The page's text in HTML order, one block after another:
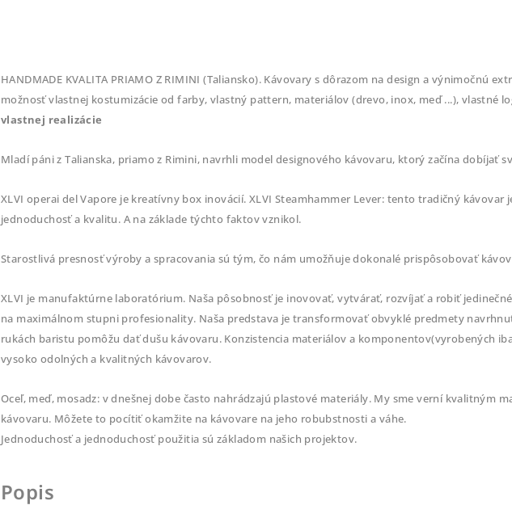
HANDMADE KVALITA PRIAMO Z RIMINI (Taliansko). Kávovary s dôrazom na design a výnimočnú
možnosť vlastnej kostumizácie od farby, vlastný pattern, materiálov (drevo, inox, meď ...), vlastné
vlastnej realizácie
Mladí páni z Talianska, priamo z Rimini, navrhli model designového kávovaru, ktorý začína dobíjať
XLVI operai del Vapore je kreatívny box inovácií. XLVI Steamhammer Lever: tento tradičný
jednoduchosť a kvalitu. A na základe týchto faktov vznikol.
Starostlivá presnosť výroby a spracovania sú tým, čo nám umožňuje dokonalé prispôsobovať
XLVI je manufaktúrne laboratórium. Naša pôsobnosť je inovovať, vytvárať, rozvíjať a robiť
na maximálnom stupni profesionality. Naša predstava je transformovať obvyklé predmety
rukách baristu pomôžu dať dušu kávovaru. Konzistencia materiálov a komponentov(vyrobených
vysoko odolných a kvalitných kávovarov.
Oceľ, meď, mosadz: v dnešnej dobe často nahrádzajú plastové materiály. My sme verní kvalitným
kávovaru. Môžete to pocítiť okamžite na kávovare na jeho robubstnosti a váhe.
Jednoduchosť a jednoduchosť použitia sú základom našich projektov.
Popis